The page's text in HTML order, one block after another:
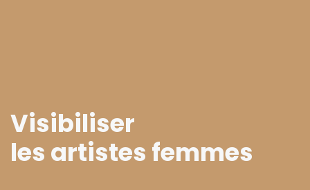
Visibiliser
les artistes femmes